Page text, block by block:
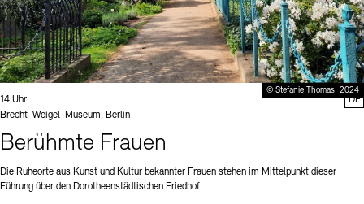
© Stefanie Thomas, 2024
Uhrzeit:
14 Uhr
Standort
Brecht-Weigel-Museum, Berlin
Berühmte Frauen
Die Ruheorte aus Kunst und Kultur bekannter Frauen stehen im Mittelpunkt dieser
Führung über den Dorotheenstädtischen Friedhof.
DE